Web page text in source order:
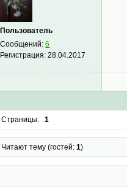
Пользователь
Сообщений:6
Регистрация:28.04.2017
Страницы: 1
Читают тему (гостей: 1)